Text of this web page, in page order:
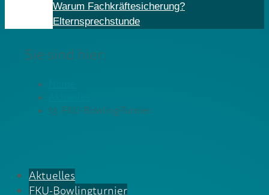
Warum Fachkräftesicherung?
Elternsprechstunde
Sie sind hier:
13. FKU-Bowling-Turnier
Aktuelles
FKU-Bowlingturnier